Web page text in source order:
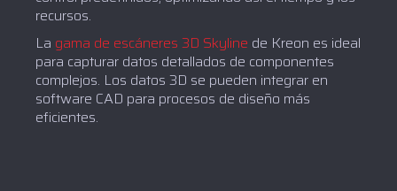
recursos.
La gama de escáneres 3D Skyline de Kreon es ideal
para capturar datos detallados de componentes
complejos. Los datos 3D se pueden integrar en
software CAD para procesos de diseño más
eficientes.